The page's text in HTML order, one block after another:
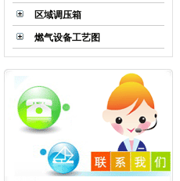
区域调压箱
燃气设备工艺图
R100UD真空调压器